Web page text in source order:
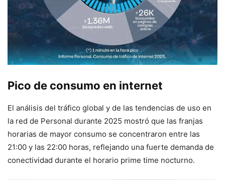
Pico de consumo en internet
El análisis del tráfico global y de las tendencias de uso en
la red de Personal durante 2025 mostró que las franjas
horarias de mayor consumo se concentraron entre las
21:00 y las 22:00 horas, reflejando una fuerte demanda de
conectividad durante el horario prime time nocturno.